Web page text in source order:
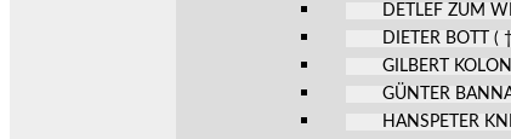
DETLEF ZUM
DIETER BOTT (
GILBERT
GÜNTER
HANSPETER